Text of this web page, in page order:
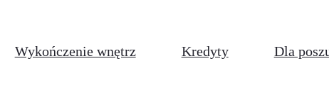
Wykończenie wnętrz Kredyty Dla